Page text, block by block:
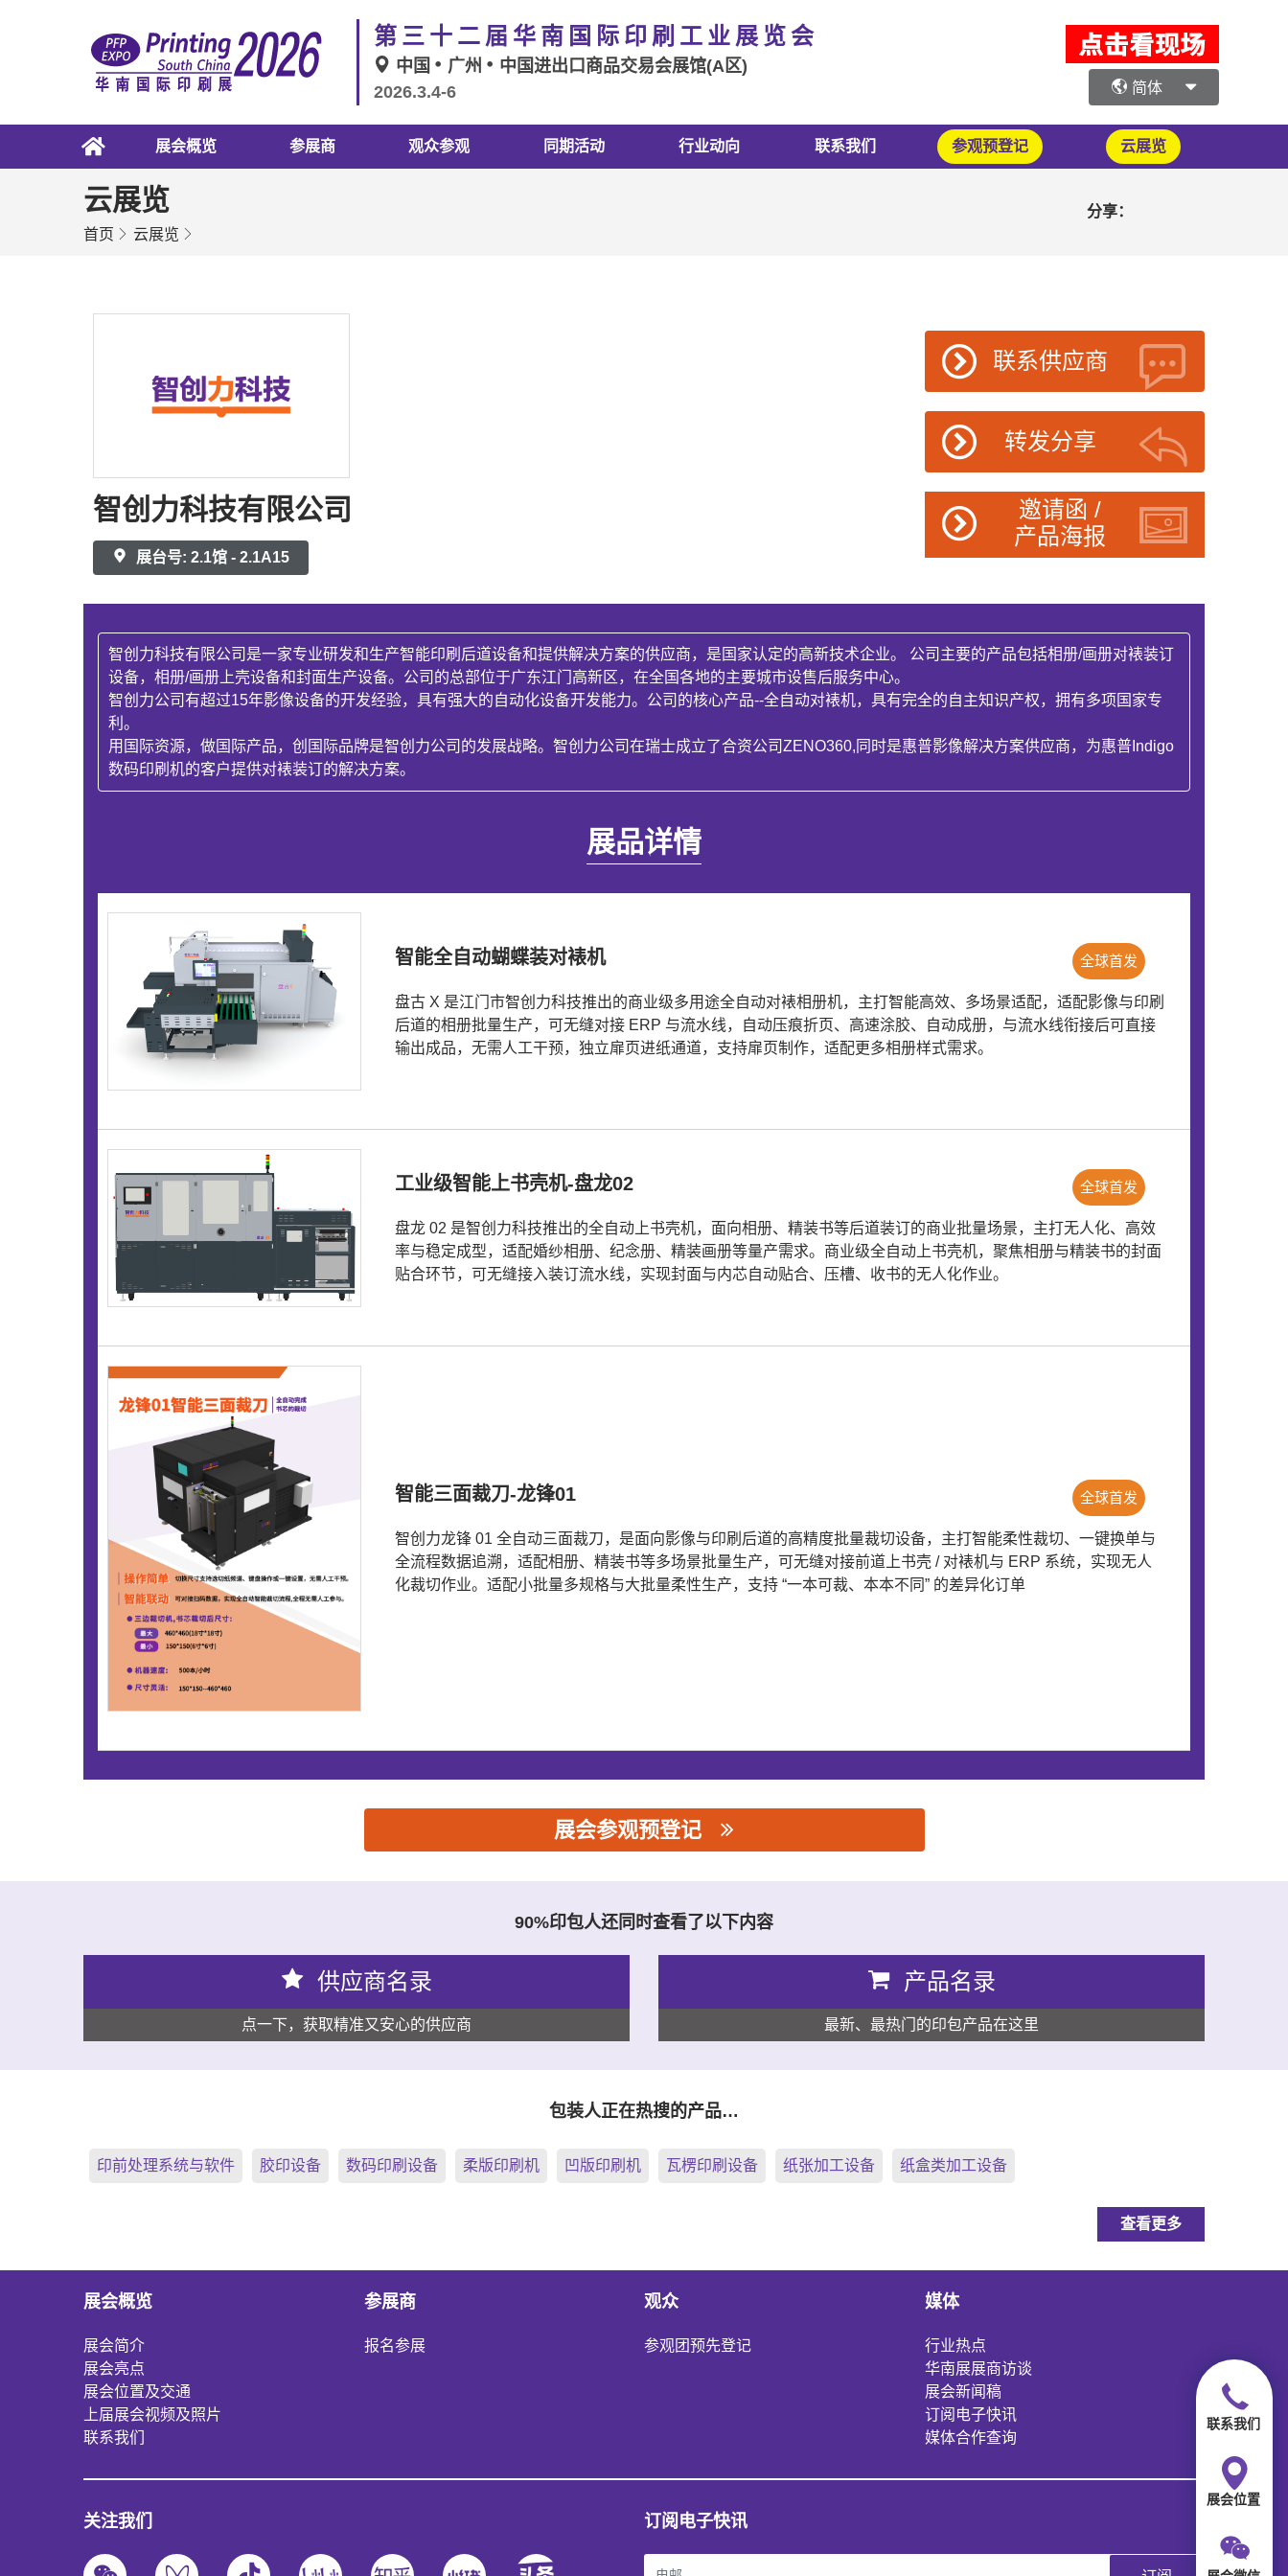
第三十二届华南国际印刷工业展览会
中国 广州
中国进出口商品交易会展馆(A区)
2026.3.4-6
简体
展会概览 参展商 观众参观 同期活动 行业动向 联系我们 参观预登记 云展览
云展览
首页 云展览
分享：
智创力科技有限公司
展台号: 2.1馆 - 2.1A15
联系供应商
转发分享
邀请函 /
产品海报
智创力科技有限公司是一家专业研发和生产智能印刷后道设备和提供解决方案的供应商，是国家认定的高新技术企业。 公司主要的产品包括相册/画册对裱装订
设备，相册/画册上壳设备和封面生产设备。公司的总部位于广东江门高新区，在全国各地的主要城市设售后服务中心。
智创力公司有超过15年影像设备的开发经验，具有强大的自动化设备开发能力。公司的核心产品--全自动对裱机，具有完全的自主知识产权，拥有多项国家专
利。
用国际资源，做国际产品，创国际品牌是智创力公司的发展战略。智创力公司在瑞士成立了合资公司ZENO360,同时是惠普影像解决方案供应商，为惠普Indigo
数码印刷机的客户提供对裱装订的解决方案。
展品详情
智能全自动蝴蝶装对裱机 全球首发
盘古 X 是江门市智创力科技推出的商业级多用途全自动对裱相册机，主打智能高效、多场景适配，适配影像与印刷
后道的相册批量生产，可无缝对接 ERP 与流水线，自动压痕折页、高速涂胶、自动成册，与流水线衔接后可直接
输出成品，无需人工干预，独立扉页进纸通道，支持扉页制作，适配更多相册样式需求。
工业级智能上书壳机-盘龙02 全球首发
盘龙 02 是智创力科技推出的全自动上书壳机，面向相册、精装书等后道装订的商业批量场景，主打无人化、高效
率与稳定成型，适配婚纱相册、纪念册、精装画册等量产需求。商业级全自动上书壳机，聚焦相册与精装书的封面
贴合环节，可无缝接入装订流水线，实现封面与内芯自动贴合、压槽、收书的无人化作业。
智能三面裁刀-龙锋01 全球首发
智创力龙锋 01 全自动三面裁刀，是面向影像与印刷后道的高精度批量裁切设备，主打智能柔性裁切、一键换单与
全流程数据追溯，适配相册、精装书等多场景批量生产，可无缝对接前道上书壳 / 对裱机与 ERP 系统，实现无人
化裁切作业。适配小批量多规格与大批量柔性生产，支持 “一本可裁、本本不同” 的差异化订单
展会参观预登记
90%印包人还同时查看了以下内容
供应商名录
点一下，获取精准又安心的供应商
产品名录
最新、最热门的印包产品在这里
包装人正在热搜的产品…
印前处理系统与软件 胶印设备 数码印刷设备 柔版印刷机 凹版印刷机 瓦楞印刷设备 纸张加工设备 纸盒类加工设备
查看更多
展会概览
展会简介
展会亮点
展会位置及交通
上届展会视频及照片
联系我们
参展商
报名参展
观众
参观团预先登记
媒体
行业热点
华南展展商访谈
展会新闻稿
订阅电子快讯
媒体合作查询
关注我们 订阅电子快讯
联系我们
展会位置